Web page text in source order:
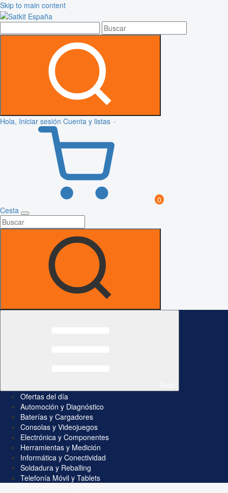
Skip to main content
Hola, Iniciar sesión Cuenta y listas
0
Cesta
Ofertas del día
Automoción y Diagnóstico
Baterías y Cargadores
Consolas y Videojuegos
Electrónica y Componentes
Herramientas y Medición
Informática y Conectividad
Soldadura y Reballing
Telefonía Móvil y Tablets